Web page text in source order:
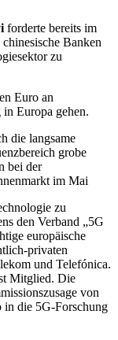
forderte bereits im
Banken
zu
Euro an
Europa gehen.
die langsame
grobe
bei der
im Mai
zu
den Verband „5G
europäische
privaten
und Telefónica.
Mitglied. Die
von
die 5G-Forschung